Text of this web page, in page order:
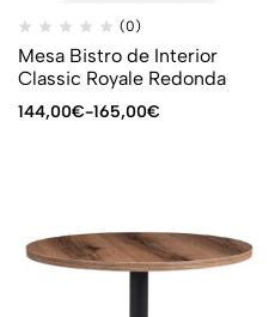
(0)
Mesa Bistro de Interior
Classic Royale Redonda
144,00€-165,00€